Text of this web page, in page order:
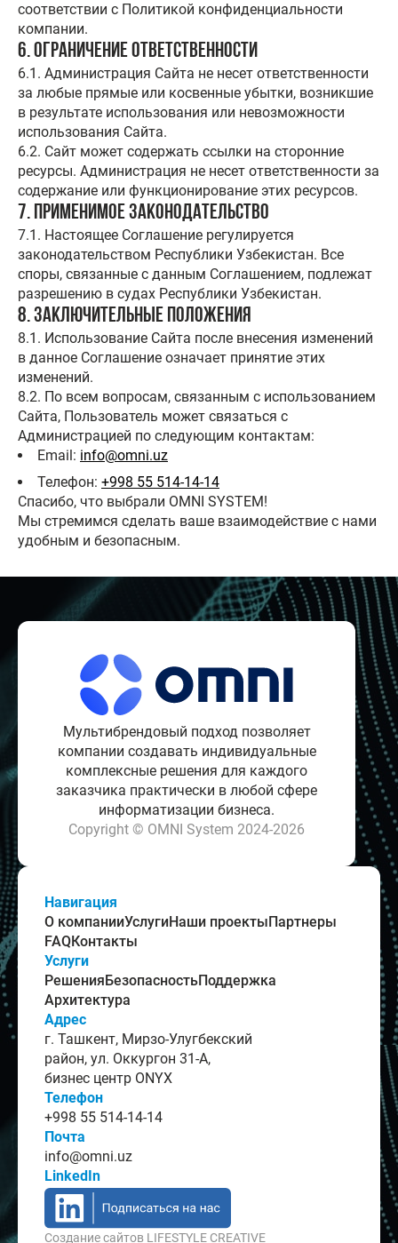
соответствии с Политикой конфиденциальности
компании.
6. Ограничение ответственности
6.1. Администрация Сайта не несет ответственности
за любые прямые или косвенные убытки, возникшие
в результате использования или невозможности
использования Сайта.
6.2. Сайт может содержать ссылки на сторонние
ресурсы. Администрация не несет ответственности за
содержание или функционирование этих ресурсов.
7. Применимое законодательство
7.1. Настоящее Соглашение регулируется
законодательством Республики Узбекистан. Все
споры, связанные с данным Соглашением, подлежат
разрешению в судах Республики Узбекистан.
8. Заключительные положения
8.1. Использование Сайта после внесения изменений
в данное Соглашение означает принятие этих
изменений.
8.2. По всем вопросам, связанным с использованием
Сайта, Пользователь может связаться с
Администрацией по следующим контактам:
Email: info@omni.uz
Телефон: +998 55 514-14-14
Спасибо, что выбрали OMNI SYSTEM!
Мы стремимся сделать ваше взаимодействие с нами
удобным и безопасным.
Мультибрендовый подход позволяет
компании создавать индивидуальные
комплексные решения для каждого
заказчика практически в любой сфере
информатизации бизнеса.
Copyright © OMNI System 2024-2026
Навигация
О компанииУслугиНаши проектыПартнеры
FAQКонтакты
Услуги
РешенияБезопасностьПоддержка
Архитектура
Адрес
г. Ташкент, Мирзо-Улугбекский
район, ул. Оккургон 31-А,
бизнес центр ONYX
Телефон
+998 55 514-14-14
Почта
info@omni.uz
LinkedIn
Создание сайтов LIFESTYLE CREATIVE